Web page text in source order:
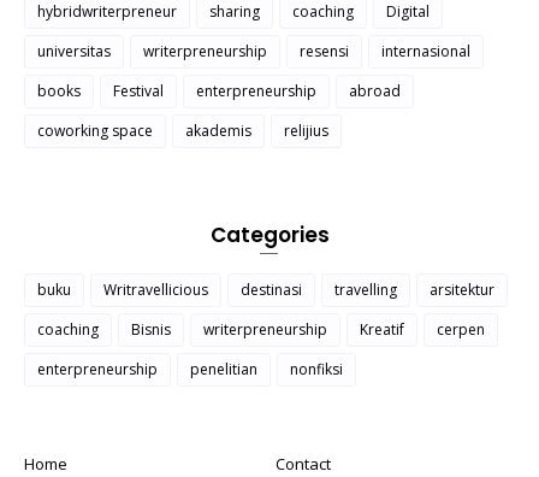
hybridwriterpreneur
sharing coaching
Digital
universitas
writerpreneurship resensi
internasional
books
Festival enterpreneurship
abroad
coworking space
akademis relijius
Categories
buku Writravellicious destinasi travelling
arsitektur
coaching
Bisnis writerpreneurship Kreatif
cerpen
enterpreneurship
penelitian nonfiksi
Home
Contact